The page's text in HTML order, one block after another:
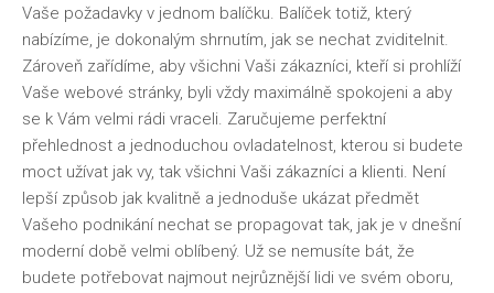
Vaše požadavky v jednom balíčku. Balíček totiž, který
nabízíme, je dokonalým shrnutím, jak se nechat zviditelnit.
Zároveň zařídíme, aby všichni Vaši zákazníci, kteří si prohlíží
Vaše webové stránky, byli vždy maximálně spokojeni a aby
se k Vám velmi rádi vraceli. Zaručujeme perfektní
přehlednost a jednoduchou ovladatelnost, kterou si budete
moct užívat jak vy, tak všichni Vaši zákazníci a klienti. Není
lepší způsob jak kvalitně a jednoduše ukázat předmět
Vašeho podnikání nechat se propagovat tak, jak je v dnešní
moderní době velmi oblíbený. Už se nemusíte bát, že
budete potřebovat najmout nejrůznější lidi ve svém oboru,